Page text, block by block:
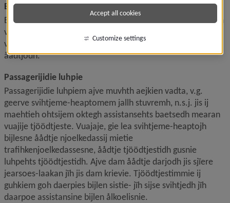
Bijlevuajajidie luhpie
Bijlevuajaje gien svihtjeme-heaptoje, stoerre dåeriesmoerh
vaedtsedh jïh geerve bijlese bijleste svihtjedh
vaadtsemegåhkoem tjöödtjemesijjeste maahta luhpiem
åadtjodh.
Passagerijidie luhpie
Passagerijidie luhpiem ajve muvhth aejkien vadta, v.g.
geerve svihtjeme-heaptomem jallh stuvremh, n.s.j. jis ij
maehtieh ohtsijem oktegh assistansehts baetsedh mearan
vuajije tjöödtjeste. Vuajaje, gie lea svihtjeme-heaptojh
bijlesne åådtje njoelkedassij mietie
trafihkenjoelkedassesne, åådtje tjöödtjestidh gusnie
luhpehts tjöödtjestidh. Ajve dam åådtje darjodh jis sjïere
jearsoes-laakan jïh jis dam krievie. Tjöödtjestimmie ij
guhkiem goh daerpies bijlen sistie- jïh sijse svihtjedh jïh
daarpoe assistansine bijlen ålkoelisnie.
Accept all cookies
Customize settings